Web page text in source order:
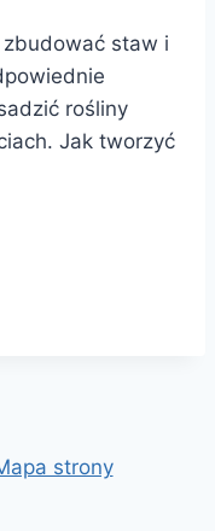
staw i
rośliny
Jak tworzyć
strony